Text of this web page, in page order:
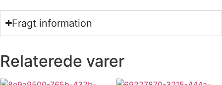
Fragt information
Relaterede varer